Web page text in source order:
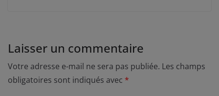
Laisser un commentaire
Votre adresse e-mail ne sera pas publiée. Les champs
obligatoires sont indiqués avec *